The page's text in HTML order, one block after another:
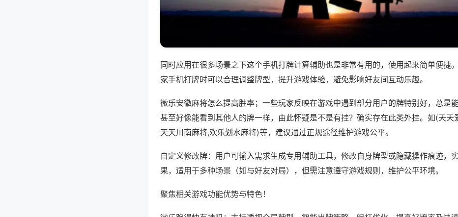
同时应用在很多场景之下这个手机打牌计算辅助也是非常有用的，使用起来简单便捷
家手机打牌时可以合理调整牌型，提升游戏体验，避免影响好友间互动乐趣。
微乐安徽麻将怎么提高胜率；一些玩家反映在游戏中遇到部分用户的牌特别好，总是能
甚至好像能看到其他人的牌一样，由此怀疑是不是有挂？确实存在此类外挂。如(天天
天天川南麻将,欢乐划水麻将)等，建议通过正规途径维护游戏公平。
自定义修改牌：用户可输入需求生成专用辅助工具，修改自身牌型或隐藏操作痕迹，
果，适用于多种场景（如与好友对局），但需注意遵守游戏规则，维护公平环境。
聚焦相关游戏功能优势与特色！